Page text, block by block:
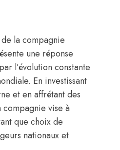
la compagnie
une réponse
l’évolution constante
En investissant
et en affrétant des
vise à
que choix de
nationaux et